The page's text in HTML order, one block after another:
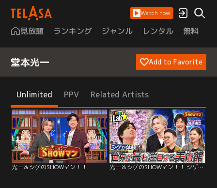
Watch now
見放題 ランキング ジャンル レンタル 無料
堂本光一 Add to Favorite
Unlimited PPV Related Artists
光一＆シゲのSHOWマン！！ 光一＆シゲのSHOWマン！！ シゲ大興奮！世界が最も注目する美術館「チームラボ」を体験！